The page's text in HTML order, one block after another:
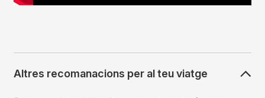
Altres recomanacions per al teu viatge